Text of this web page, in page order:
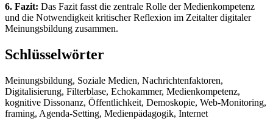
6. Fazit: Das Fazit fasst die zentrale Rolle der Medienkompetenz
und die Notwendigkeit kritischer Reflexion im Zeitalter digitaler
Meinungsbildung zusammen.
Schlüsselwörter
Meinungsbildung, Soziale Medien, Nachrichtenfaktoren,
Digitalisierung, Filterblase, Echokammer, Medienkompetenz,
kognitive Dissonanz, Öffentlichkeit, Demoskopie, Web-Monitoring,
framing, Agenda-Setting, Medienpädagogik, Internet